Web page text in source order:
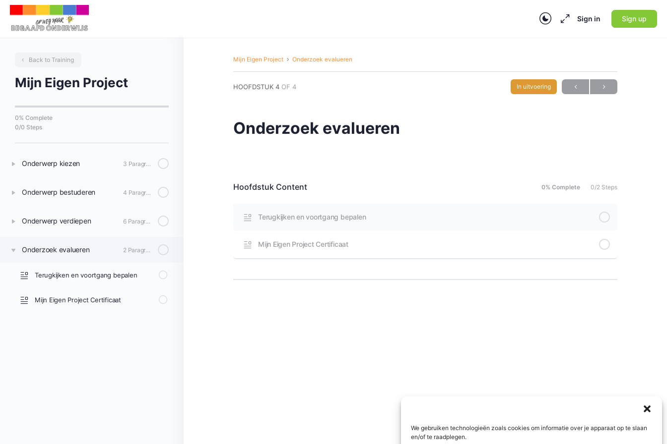
We gebruiken technologieën zoals cookies om informatie over je apparaat op te slaan
en/of te raadplegen.
Sign in Sign up
Back to Training
Mijn Eigen Project
0% Complete
0/0 Steps
Onderwerp kiezen 3 Paragrafen
Onderwerp bestuderen 4 Paragrafen
Onderwerp verdiepen 6 Paragrafen
Onderzoek evalueren 2 Paragrafen
Terugkijken en voortgang bepalen
Mijn Eigen Project Certificaat
Mijn Eigen Project Onderzoek evalueren
HOOFDSTUK 4 OF 4 In uitvoering
Onderzoek evalueren
Hoofdstuk Content 0% Complete 0/2 Steps
Terugkijken en voortgang bepalen
Mijn Eigen Project Certificaat